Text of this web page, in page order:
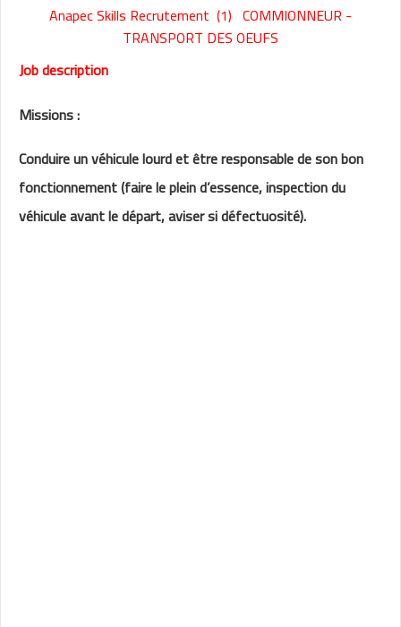
Anapec Skills Recrutement (1) COMMIONNEUR -
TRANSPORT DES OEUFS
Job description
Missions :
Conduire un véhicule lourd et être responsable de son bon
fonctionnement (faire le plein d’essence, inspection du
véhicule avant le départ, aviser si défectuosité).